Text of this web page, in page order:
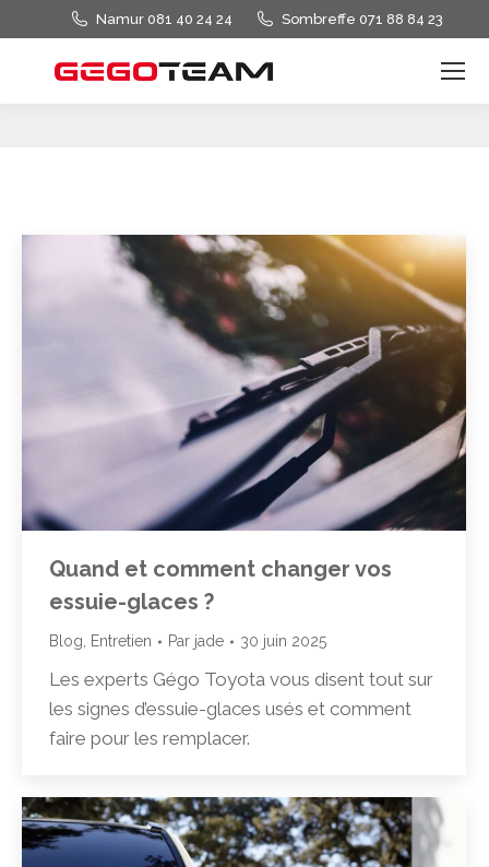
Namur 081 40 24 24 Sombreffe 071 88 84 23
Quand et comment changer vos
essuie-glaces ?
Blog Entretien Par jade 30 juin 2025
Les experts Gégo Toyota vous disent tout sur
les signes d’essuie-glaces usés et comment
faire pour les remplacer.